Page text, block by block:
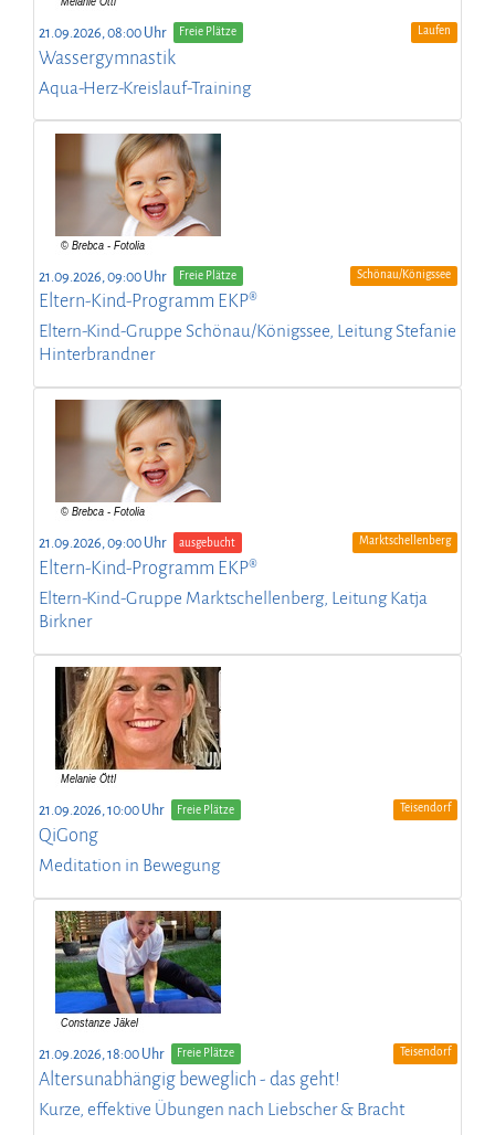
21.09.2026, 08:00 Uhr Freie Plätze Laufen
Wassergymnastik
Aqua-Herz-Kreislauf-Training
21.09.2026, 09:00 Uhr Freie Plätze Schönau/Königssee
Eltern-Kind-Programm EKP®
Eltern-Kind-Gruppe Schönau/Königssee, Leitung Stefanie
Hinterbrandner
21.09.2026, 09:00 Uhr ausgebucht Marktschellenberg
Eltern-Kind-Programm EKP®
Eltern-Kind-Gruppe Marktschellenberg, Leitung Katja
Birkner
21.09.2026, 10:00 Uhr Freie Plätze Teisendorf
QiGong
Meditation in Bewegung
21.09.2026, 18:00 Uhr Freie Plätze Teisendorf
Altersunabhängig beweglich - das geht!
Kurze, effektive Übungen nach Liebscher & Bracht